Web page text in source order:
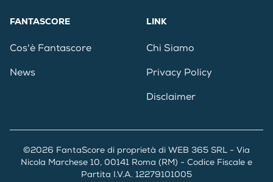
FANTASCORE
Cos'è Fantascore
News
LINK
Chi Siamo
Privacy Policy
Disclaimer
©2026 FantaScore di proprietà di WEB 365 SRL - Via
Nicola Marchese 10, 00141 Roma (RM) - Codice Fiscale e
Partita I.V.A. 12279101005